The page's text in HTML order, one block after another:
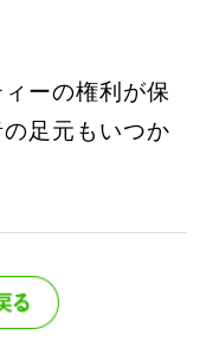
ーの権利が保
足元もいつか